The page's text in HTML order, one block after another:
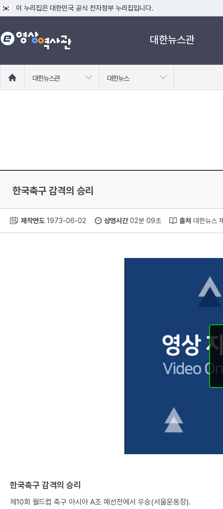
이 누리집은 대한민국 공식 전자정부 누리집입니다.
공식 누리집 주소 확인하기
go.kr 주소를 사용하는 누리집은 대한민국 정부기관이 관리하는 누리집입니
대한뉴스관
로
대한뉴스관 대한뉴스
한국축구 감격의 승리
제작연도 1973-06-02 상영시간02분 09초 출처 대한뉴스
한국축구 감격의 승리
제10회 월드컵 축구 아시아 A조 예선전에서 우승(서울운동장).